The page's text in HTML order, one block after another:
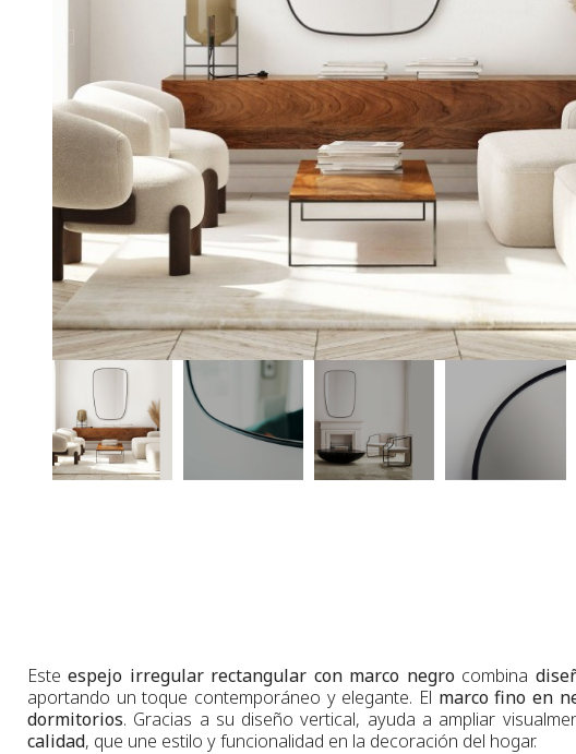
Esteespejo irregular rectangular con marco negrocombina
aportando un toque contemporáneo y elegante. El marco fino en
dormitorios. Gracias a su diseño vertical, ayuda a ampliar
calidad, que une estilo y funcionalidad en la decoración del hogar.